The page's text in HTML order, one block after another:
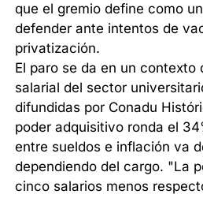
que el gremio define como
defender ante intentos de
privatización.
El paro se da en un contexto
salarial del sector
difundidas por Conadu
poder adquisitivo ronda el
entre sueldos e inflación va
dependiendo del cargo. "La
cinco salarios menos